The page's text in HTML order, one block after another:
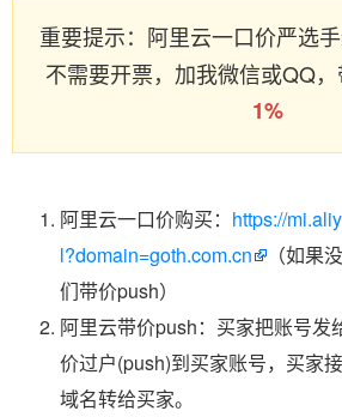
重要提示：阿里云一口价严选
不需要开票，加我微信或QQ
1%
阿里云一口价购买： https://
l?domain=goth.com.cn
（如果
们带价push）
阿里云带价push：买家把账号发
价过户(push)到买家账号，买家
域名转给买家。